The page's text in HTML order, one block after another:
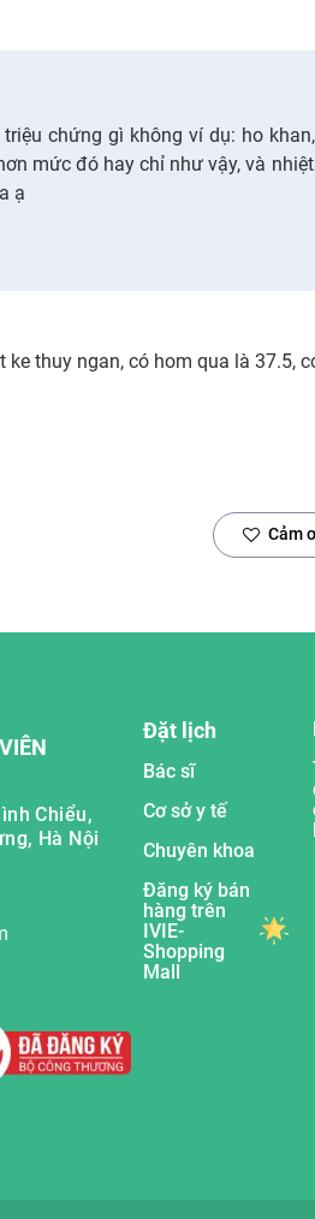
chứng gì không ví dụ: ho
mức đó hay chỉ như vậy, và
ạ
ke thuy ngan, có hom qua là 37.5,
Cảm
Chiểu,
Hà Nội
Đặt lịch
Bác sĩ
Cơ sở y tế
Chuyên khoa
Đăng ký bán
hàng trên
IVIE-
Shopping
Mall